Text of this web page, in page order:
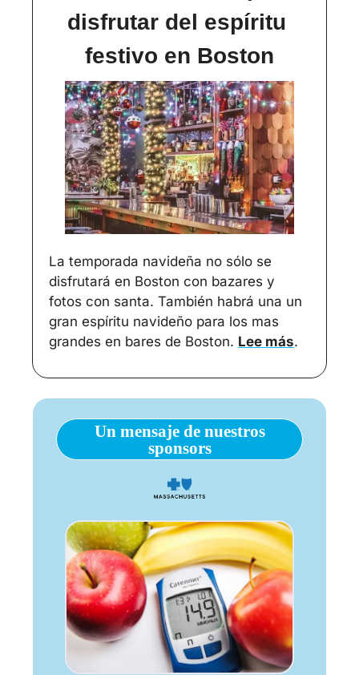
disfrutar del espíritu
festivo en Boston
La temporada navideña no sólo se
disfrutará en Boston con bazares y
fotos con santa. También habrá una un
gran espíritu navideño para los mas
grandes en bares de Boston. Lee más.
Un mensaje de nuestros
sponsors